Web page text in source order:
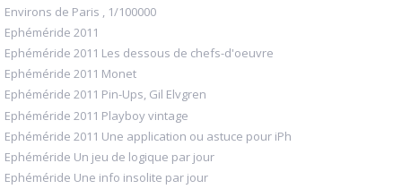
Environs de Paris , 1/100000
Ephéméride 2011
Ephéméride 2011 Les dessous de chefs-d'oeuvre
Ephéméride 2011 Monet
Ephéméride 2011 Pin-Ups, Gil Elvgren
Ephéméride 2011 Playboy vintage
Ephéméride 2011 Une application ou astuce pour iPh
Ephéméride Un jeu de logique par jour
Ephéméride Une info insolite par jour